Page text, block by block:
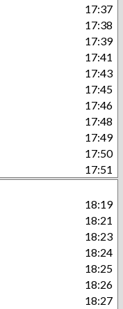
17:37
17:38
17:39
17:41
17:43
17:45
17:46
17:48
17:49
17:50
17:51
18:19
18:21
18:23
18:24
18:25
18:26
18:27